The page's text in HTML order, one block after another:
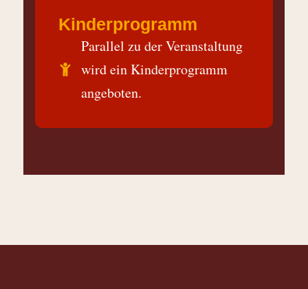
Kinderprogramm
Parallel zu der Veranstaltung
wird ein Kinderprogramm
angeboten.